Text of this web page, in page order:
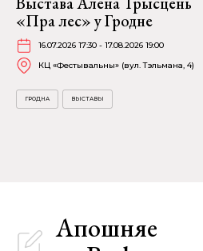
«Пра лес» у Гродне
16.07.2026 17:30 - 17.08.2026 19:00
КЦ «Фестывальны» (вул. Тэльмана, 4)
ГРОДНА ВЫСТАВЫ
Апошняе